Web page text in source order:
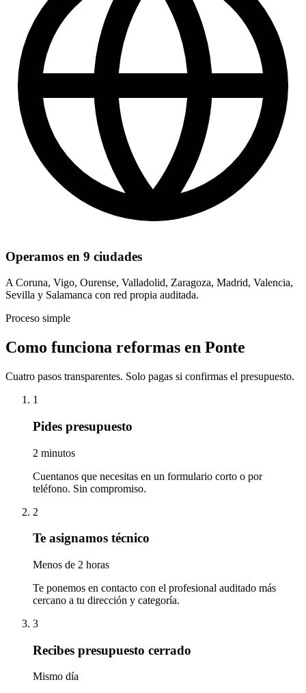
Operamos en 9 ciudades
A Coruna, Vigo, Ourense, Valladolid, Zaragoza, Madrid, Valencia,
Sevilla y Salamanca con red propia auditada.
Proceso simple
Como funciona reformas en Ponte
Cuatro pasos transparentes. Solo pagas si confirmas el presupuesto.
1
Pides presupuesto
2 minutos
Cuentanos que necesitas en un formulario corto o por
teléfono. Sin compromiso.
2
Te asignamos técnico
Menos de 2 horas
Te ponemos en contacto con el profesional auditado más
cercano a tu dirección y categoría.
3
Recibes presupuesto cerrado
Mismo día